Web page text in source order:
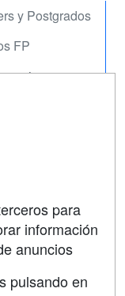
y Postgrados
FP
para
información
anuncios
pulsando en